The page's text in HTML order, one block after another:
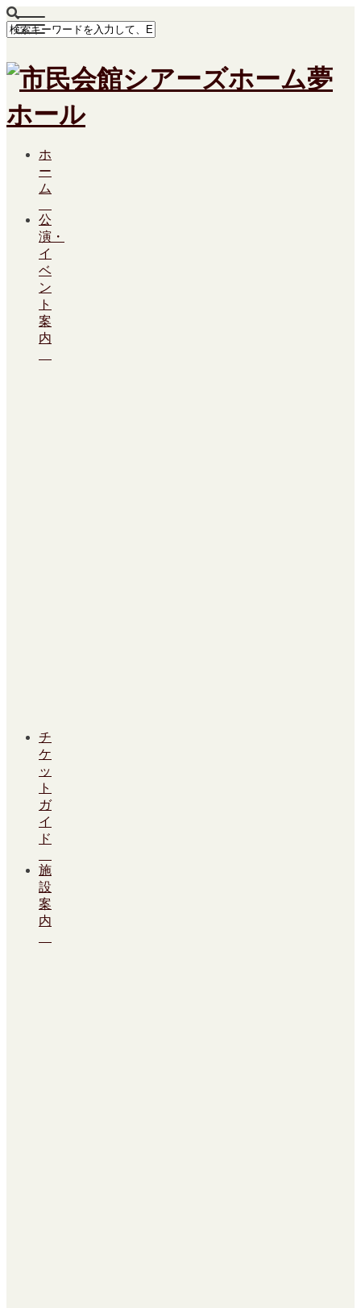
ホ
ー
ム
公
演・
イ
ベ
ン
ト
案
内
チ
ケ
ッ
ト
ガ
イ
ド
施
設
案
内